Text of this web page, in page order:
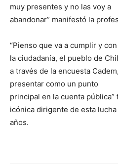
muy presentes y no las voy a
abandonar” manifestó la
“Pienso que va a cumplir y
la ciudadanía, el pueblo de
a través de la encuesta
presentar como un punto
principal en la cuenta pública”
icónica dirigente de esta
años.